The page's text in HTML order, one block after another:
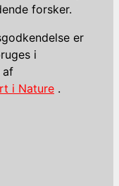
forsker.
er
i
af
i Nature .